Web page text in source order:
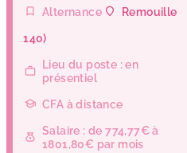
Alternance
Remouille
(44140)
Lieu du poste : en
présentiel
CFA à distance
Salaire : de 774,77€ à
1801,80€ par mois